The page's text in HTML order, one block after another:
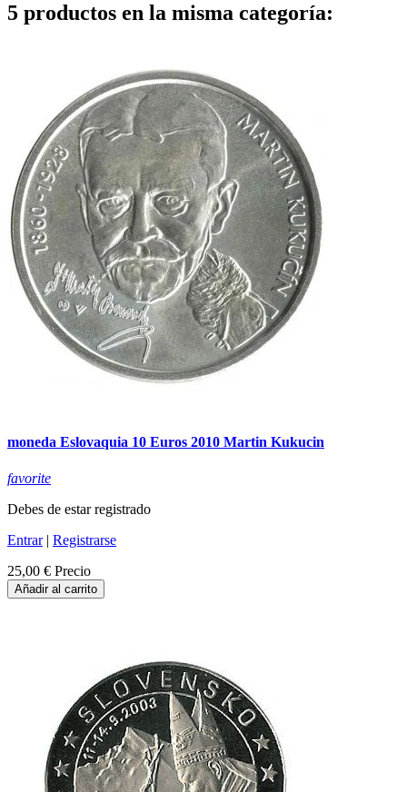
5 productos en la misma categoría:
moneda Eslovaquia 10 Euros 2010 Martin Kukucin
favorite
Debes de estar registrado
Entrar| Registrarse
25,00 € Precio
Añadir al carrito